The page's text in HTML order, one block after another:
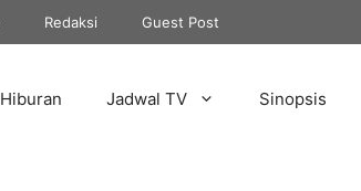
Redaksi Guest Post
Hiburan Jadwal TV Sinopsis